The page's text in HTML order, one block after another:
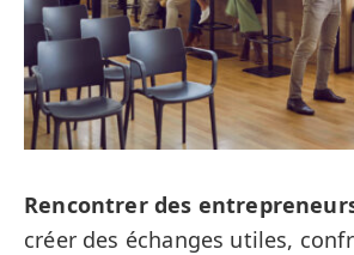
Rencontrer des
créer des échanges utiles,